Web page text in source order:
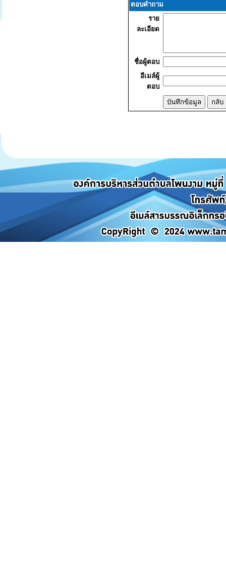
ตอบคำถาม
ราย
ละเอียด
ชื่อผู้ตอบ
อีเมล์ผู้
ตอบ